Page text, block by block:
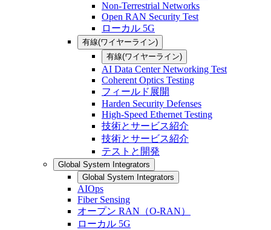
Non-Terrestrial Networks
Open RAN Security Test
ローカル 5G
有線(ワイヤーライン)
有線(ワイヤーライン)
AI Data Center Networking Test
Coherent Optics Testing
フィールド展開
Harden Security Defenses
High-Speed Ethernet Testing
技術とサービス紹介
技術とサービス紹介
テストと開発
Global System Integrators
Global System Integrators
AIOps
Fiber Sensing
オープン RAN（O-RAN）
ローカル 5G